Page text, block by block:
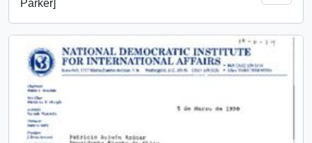
Parker]